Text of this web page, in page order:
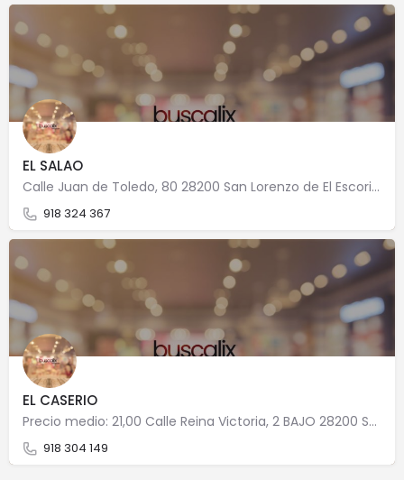
EL SALAO
Calle Juan de Toledo, 80 28200 San Lorenzo de El Escorial
918 324 367
EL CASERIO
Precio medio: 21,00 Calle Reina Victoria, 2 BAJO 28200 San Lorenzo de El Escorial
918 304 149